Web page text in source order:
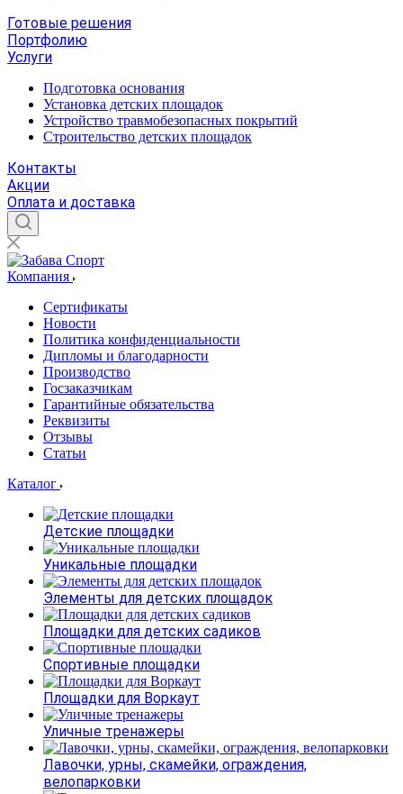
Готовые решения
Портфолию
Услуги
Подготовка основания
Установка детских площадок
Устройство травмобезопасных покрытий
Строительство детских площадок
Контакты
Акции
Оплата и доставка
Компания
Сертификаты
Новости
Политика конфиденциальности
Дипломы и благодарности
Производство
Госзаказчикам
Гарантийные обязательства
Реквизиты
Отзывы
Статьи
Каталог
Детские площадки
Уникальные площадки
Элементы для детских площадок
Площадки для детских садиков
Спортивные площадки
Площадки для Воркаут
Уличные тренажеры
Лавочки, урны, скамейки, ограждения,
велопарковки